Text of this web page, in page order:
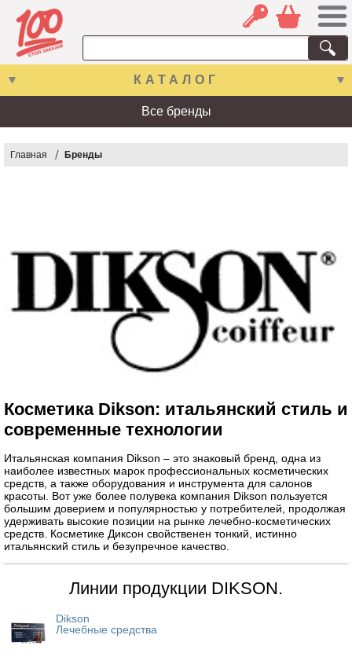
КАТАЛОГ
Все бренды
Главная Бренды
Косметика Dikson: итальянский стиль и
современные технологии
Итальянская компания Dikson – это знаковый бренд, одна из
наиболее известных марок профессиональных косметических
средств, а также оборудования и инструмента для салонов
красоты. Вот уже более полувека компания Dikson пользуется
большим доверием и популярностью у потребителей, продолжая
удерживать высокие позиции на рынке лечебно-косметических
средств. Косметике Диксон свойственен тонкий, истинно
итальянский стиль и безупречное качество.
Линии продукции DIKSON.
Dikson
Лечебные средства